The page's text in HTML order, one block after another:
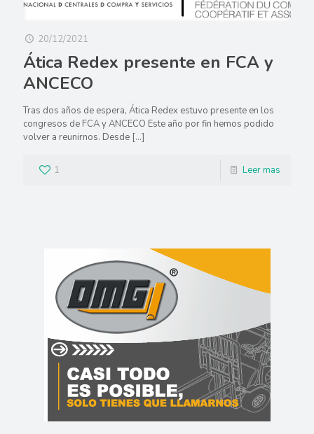
20/12/2021
Ática Redex presente en FCA y
ANCECO
Tras dos años de espera, Ática Redex estuvo presente en los
congresos de FCA y ANCECO Este año por fin hemos podido
volver a reunirnos. Desde […]
1 Leer mas